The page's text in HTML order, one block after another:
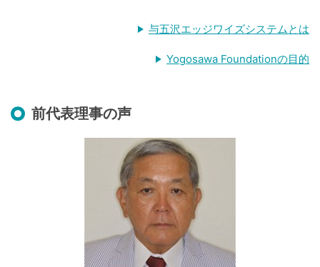
与五沢エッジワイズシステムとは
Yogosawa Foundationの目的
前代表理事の声